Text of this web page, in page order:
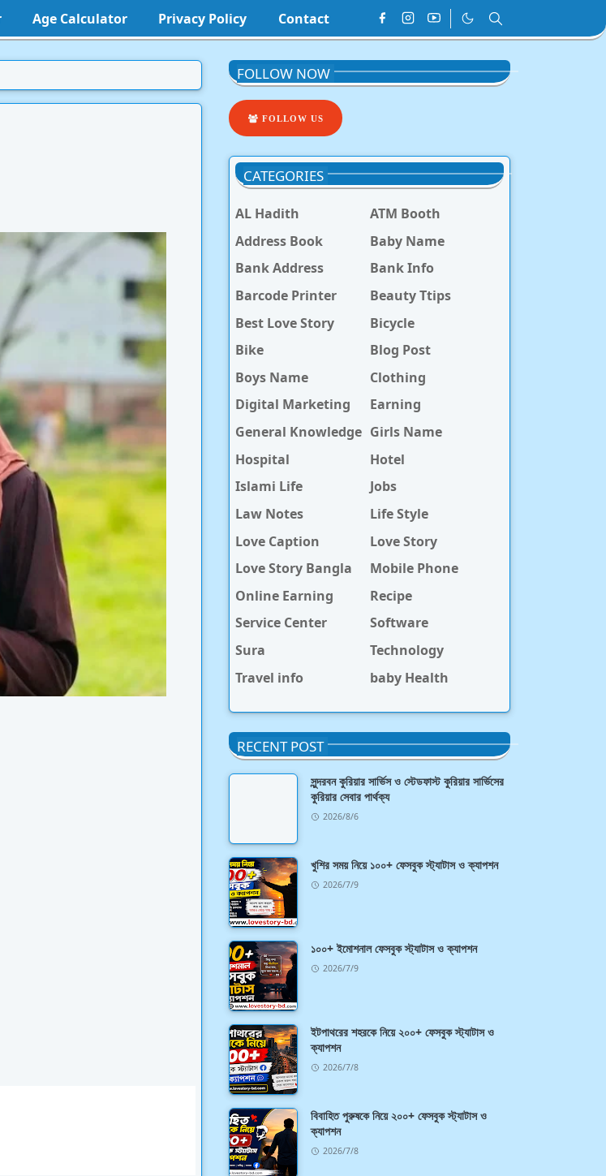
Age Calculator Privacy Policy Contact
FOLLOW NOW
FOLLOW US
CATEGORIES
AL Hadith
ATM Booth
Address Book
Baby Name
Bank Address
Bank Info
Barcode Printer
Beauty Ttips
Best Love Story
Bicycle
Bike
Blog Post
Boys Name
Clothing
Digital Marketing
Earning
General Knowledge Girls Name
Hospital
Hotel
Islami Life
Jobs
Law Notes
Life Style
Love Caption
Love Story
Love Story Bangla
Mobile Phone
Online Earning
Recipe
Service Center
Software
Sura
Technology
Travel info
baby Health
RECENT POST
সুন্দরবন কুরিয়ার সার্ভিস ও স্টেডফাস্ট কুরিয়ার সার্ভিসের
কুরিয়ার সেবার পার্থক্য
2026/8/6
খুশির সময় নিয়ে ১০০+ ফেসবুক স্ট্যাটাস ও ক্যাপশন
2026/7/9
১০০+ ইমোশনাল ফেসবুক স্ট্যাটাস ও ক্যাপশন
2026/7/9
ইটপাথরের শহরকে নিয়ে ২০০+ ফেসবুক স্ট্যাটাস ও
ক্যাপশন
2026/7/8
বিবাহিত পুরুষকে নিয়ে ২০০+ ফেসবুক স্ট্যাটাস ও
ক্যাপশন
2026/7/8